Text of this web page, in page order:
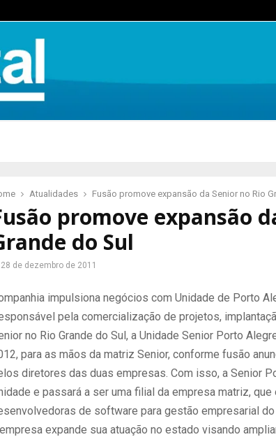
Atualidades Fusão promove expansão da Senior no Rio
promove expansão
do Sul
28 de dezembro de 2011
impulsiona negócios com Unidade de Porto
pela comercialização de projetos,
no Rio Grande do Sul, a Unidade Senior Porto
para as mãos da matriz Senior, conforme fusão
diretores das duas empresas. Com isso, a Senior
e passará a ser uma filial da empresa matriz, que
de software para gestão empresarial
expande sua atuação no estado visando